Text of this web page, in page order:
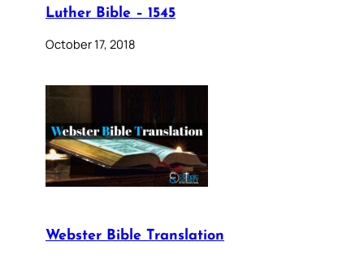
Luther Bible – 1545
October 17, 2018
Webster Bible Translation